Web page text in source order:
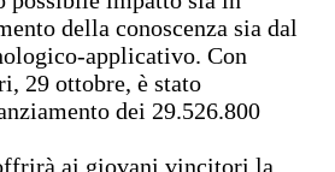
della conoscenza sia dal
applicativo. Con
29 ottobre, è stato
dei 29.526.800
ai giovani vincitori la